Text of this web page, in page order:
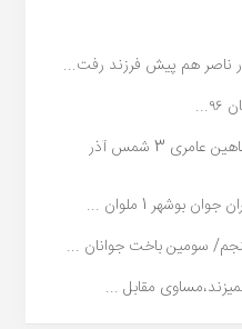
ناصر هم پیش فرزند رفت...
هفته هشتم لیگ دسته دو/ شاهین عامری 3 شمس آذر
1 ملوان ...
سومین باخت جوانان ...
مقابل ...